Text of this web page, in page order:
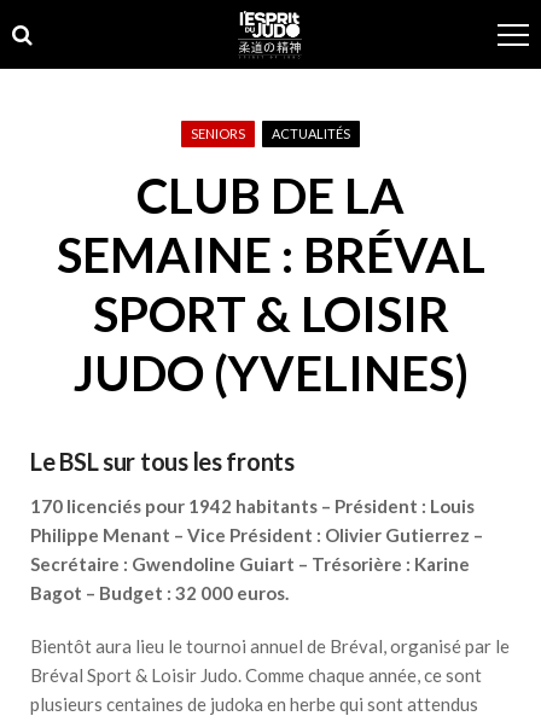
to
navigation
to
content
SENIORS ACTUALITÉS
CLUB DE LA
SEMAINE : BRÉVAL
SPORT & LOISIR
JUDO (YVELINES)
Le BSL sur tous les fronts
170 licenciés pour 1942 habitants – Président : Louis
Philippe Menant – Vice Président : Olivier Gutierrez –
Secrétaire : Gwendoline Guiart – Trésorière : Karine
Bagot – Budget : 32 000 euros.
Bientôt aura lieu le tournoi annuel de Bréval, organisé par le
Bréval Sport & Loisir Judo. Comme chaque année, ce sont
plusieurs centaines de judoka en herbe qui sont attendus